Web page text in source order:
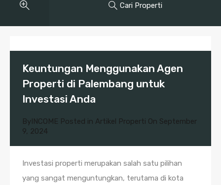
Cari Properti
Keuntungan Menggunakan Agen
Properti di Palembang untuk
Investasi Anda
ByINCOME Posted in Artikel Properti On September
9, 2024
Investasi properti merupakan salah satu pilihan
yang sangat menguntungkan, terutama di kota